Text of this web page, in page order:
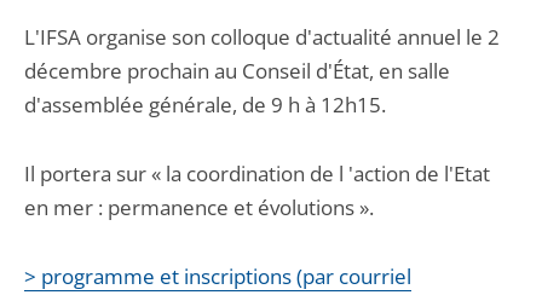
L'IFSA organise son colloque d'actualité annuel le 2
décembre prochain au Conseil d'État, en salle
d'assemblée générale, de 9 h à 12h15.
Il portera sur « la coordination de l 'action de l'Etat
en mer : permanence et évolutions ».
> programme et inscriptions (par courriel